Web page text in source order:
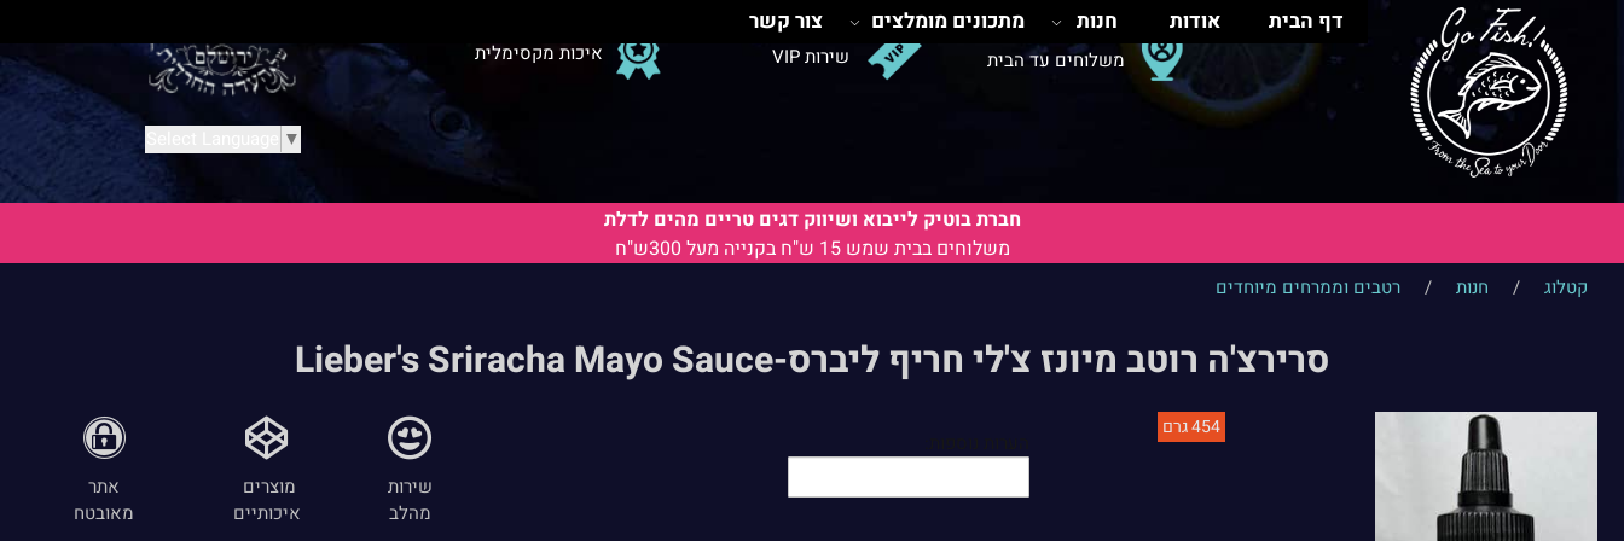
משלוחים עד הבית שירות VIP איכות מקסימלית
▼
דף הבית אודות חנות מתכונים מומלצים צור קשר
חברת בוטיק לייבוא ושיווק דגים טריים מהים לדלת
משלוחים בבית שמש 15 ש"ח בקנייה מעל 300ש"ח
קטלוג / חנות / רטבים וממרחים מיוחדים
סרירצ'ה רוטב מיונז צ'לי חריף ליברס-Lieber's Sriracha Mayo Sauce
454 גרם
שירות
מהלב
מוצרים
איכותיים
אתר
מאובטח